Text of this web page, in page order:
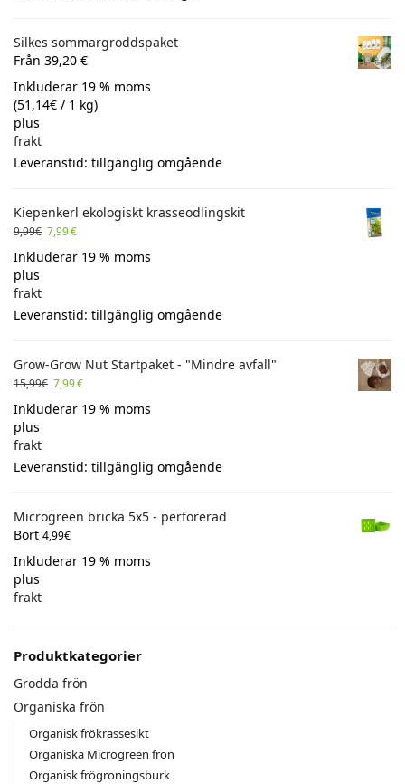
Silkes sommargroddspaket
Från 39,20 €
Inkluderar 19 % moms
(51,14€ / 1 kg)
plus
frakt
Leveranstid: tillgänglig omgående
Kiepenkerl ekologiskt krasseodlingskit
9,99€ 7,99€
Inkluderar 19 % moms
plus
frakt
Leveranstid: tillgänglig omgående
Grow-Grow Nut Startpaket - "Mindre avfall"
15,99€ 7,99€
Inkluderar 19 % moms
plus
frakt
Leveranstid: tillgänglig omgående
Microgreen bricka 5x5 - perforerad
Bort 4,99€
Inkluderar 19 % moms
plus
frakt
Produktkategorier
Grodda frön
Organiska frön
Organisk frökrassesikt
Organiska Microgreen frön
Organisk frögroningsburk